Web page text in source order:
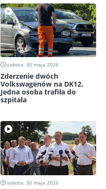
sobota, 30 maja 2026
Zderzenie dwóch
Volkswagenów na DK12.
Jedna osoba trafiła do
szpitala
sobota, 30 maja 2026